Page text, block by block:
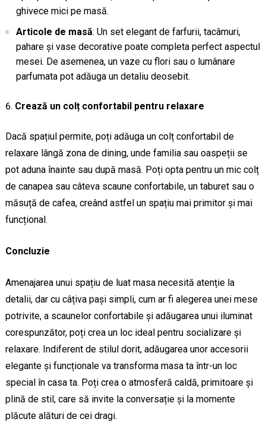
ghivece mici pe masă.
Articole de masă: Un set elegant de farfurii, tacâmuri,
pahare și vase decorative poate completa perfect aspectul
mesei. De asemenea, un vaze cu flori sau o lumânare
parfumata pot adăuga un detaliu deosebit.
Crează un colț confortabil pentru relaxare
Dacă spațiul permite, poți adăuga un colț confortabil de
relaxare lângă zona de dining, unde familia sau oaspeții se
pot aduna înainte sau după masă. Poți opta pentru un mic colț
de canapea sau câteva scaune confortabile, un taburet sau o
măsuță de cafea, creând astfel un spațiu mai primitor și mai
funcțional.
Concluzie
Amenajarea unui spațiu de luat masa necesită atenție la
detalii, dar cu câțiva pași simpli, cum ar fi alegerea unei mese
potrivite, a scaunelor confortabile și adăugarea unui iluminat
corespunzător, poți crea un loc ideal pentru socializare și
relaxare. Indiferent de stilul dorit, adăugarea unor accesorii
elegante și funcționale va transforma masa ta într-un loc
special în casa ta. Poți crea o atmosferă caldă, primitoare și
plină de stil, care să invite la conversație și la momente
plăcute alături de cei dragi.